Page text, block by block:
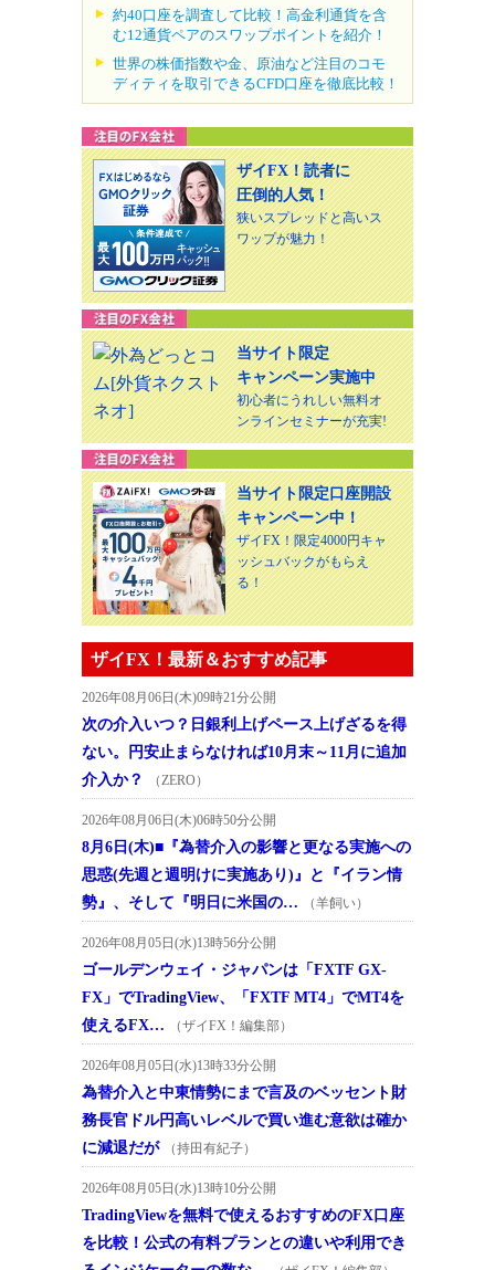
約40口座を調査して比較！高金利通貨を含
む12通貨ペアのスワップポイントを紹介！
世界の株価指数や金、原油など注目のコモ
ディティを取引できるCFD口座を徹底比較！
ザイFX！読者に
圧倒的人気！
狭いスプレッドと高いス
ワップが魅力！
当サイト限定
キャンペーン実施中
初心者にうれしい無料オ
ンラインセミナーが充実!
当サイト限定口座開設
キャンペーン中！
ザイFX！限定4000円キャ
ッシュバックがもらえ
る！
ザイFX！最新＆おすすめ記事
2026年08月06日(木)09時21分公開
次の介入いつ？日銀利上げペース上げざるを得
ない。円安止まらなければ10月末～11月に追加
介入か？
（ZERO）
2026年08月06日(木)06時50分公開
8月6日(木)■『為替介入の影響と更なる実施への
思惑(先週と週明けに実施あり)』と『イラン情
勢』、そして『明日に米国の…
（羊飼い）
2026年08月05日(水)13時56分公開
ゴールデンウェイ・ジャパンは「FXTF GX-
FX」でTradingView、「FXTF MT4」でMT4を
使えるFX…
（ザイFX！編集部）
2026年08月05日(水)13時33分公開
為替介入と中東情勢にまで言及のベッセント財
務長官ドル円高いレベルで買い進む意欲は確か
に減退だが
（持田有紀子）
2026年08月05日(水)13時10分公開
TradingViewを無料で使えるおすすめのFX口座
を比較！公式の有料プランとの違いや利用でき